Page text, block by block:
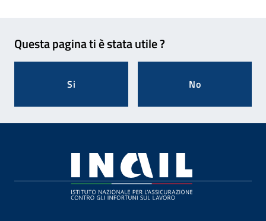
Questa pagina ti è stata utile ?
Si No